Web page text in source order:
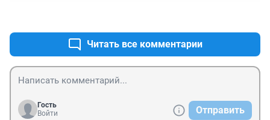
Читать все комментарии
Гость
Войти
Отправить